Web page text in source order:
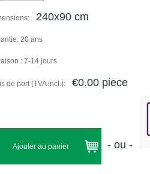
240x90 cm
20 ans
: 7-14 jours
de port (TVA incl.): €0.00 piece
- ou -